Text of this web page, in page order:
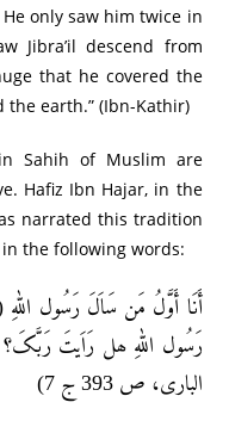
He only saw him twice in
Jibra’il descend from
that he covered the
earth.” (Ibn-Kathir)
Sahih of Muslim are
Hafiz Ibn Hajar, in the
narrated this tradition
the following words:
أَنَا أَوَّلُ مَن سَاَلَ رَسُول اللهِ
رَسُول اللهِ ھل رَاَيتَ رَبَّکَ؟
الباری، ص 393 ج 7)